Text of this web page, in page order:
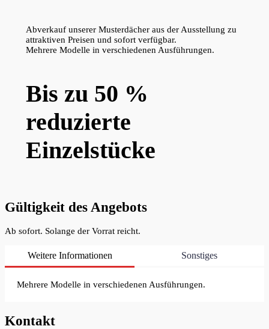
Abverkauf unserer Musterdächer aus der Ausstellung zu
attraktiven Preisen und sofort verfügbar.
Mehrere Modelle in verschiedenen Ausführungen.
Bis zu 50 %
reduzierte
Einzelstücke
Gültigkeit des Angebots
Ab sofort. Solange der Vorrat reicht.
Weitere Informationen Sonstiges
Mehrere Modelle in verschiedenen Ausführungen.
Kontakt